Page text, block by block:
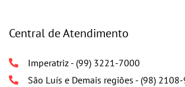
Central de Atendimento
Imperatriz - (99) 3221-7000
São Luís e Demais regiões - (98)